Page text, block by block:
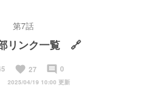
第7話
リンク一覧 🔗
favorite 27 insert_comment 0
2025/04/19 10:00 更新